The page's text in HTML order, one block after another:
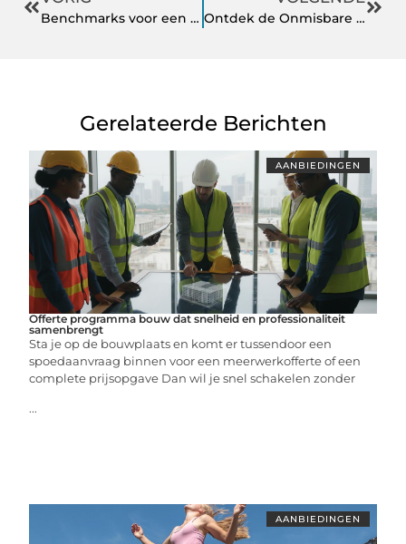
Benchmarks voor een sfeervol interieur Ontdek de Onmisbare Rol van Notaris Spijkenisse in uw Gemeenschap
Gerelateerde Berichten
AANBIEDINGEN
Offerte programma bouw dat snelheid en professionaliteit
samenbrengt
Sta je op de bouwplaats en komt er tussendoor een
spoedaanvraag binnen voor een meerwerkofferte of een
complete prijsopgave Dan wil je snel schakelen zonder
...
AANBIEDINGEN